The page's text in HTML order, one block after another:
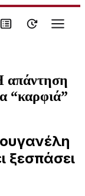
απάντηση
“καρφιά”
ξεσπάσει